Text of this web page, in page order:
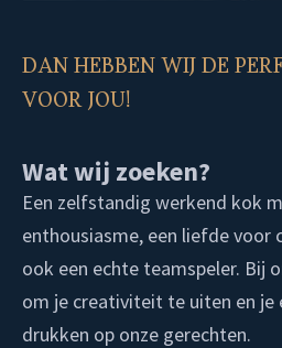
DAN HEBBEN WIJ DE
VOOR JOU!
Wat wij zoeken?
Een zelfstandig werkend kok
enthousiasme, een liefde voor
ook een echte teamspeler. Bij
om je creativiteit te uiten en je
drukken op onze gerechten.